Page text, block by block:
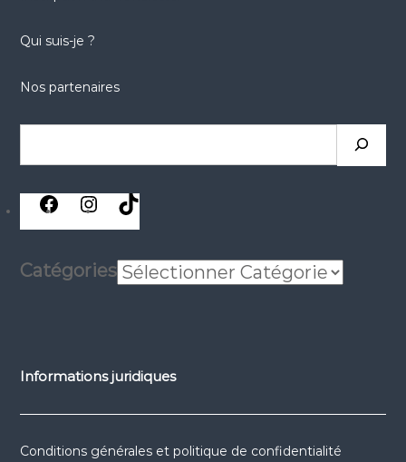
Qui suis-je ?
Nos partenaires
réseaux réseaux
sociaux
réseaux
Catégories
Informations juridiques
Conditions générales et politique de confidentialité